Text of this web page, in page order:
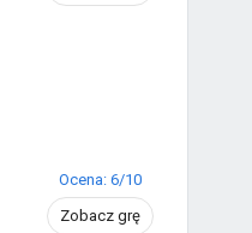
Ocena: 6/10
Zobacz grę